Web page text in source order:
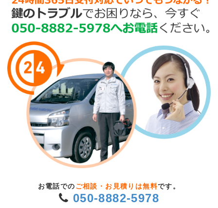
お電話での ご相談・お見積りは無料です。
050-8882-5978